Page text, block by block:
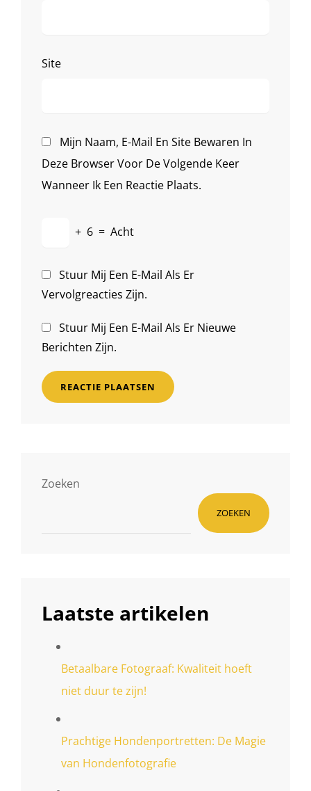
Site
Mijn Naam, E-Mail En Site Bewaren In
Deze Browser Voor De Volgende Keer
Wanneer Ik Een Reactie Plaats.
+ 6 = Acht
Stuur Mij Een E-Mail Als Er
Vervolgreacties Zijn.
Stuur Mij Een E-Mail Als Er Nieuwe
Berichten Zijn.
Zoeken
ZOEKEN
Laatste artikelen
Betaalbare Fotograaf: Kwaliteit hoeft
niet duur te zijn!
Prachtige Hondenportretten: De Magie
van Hondenfotografie